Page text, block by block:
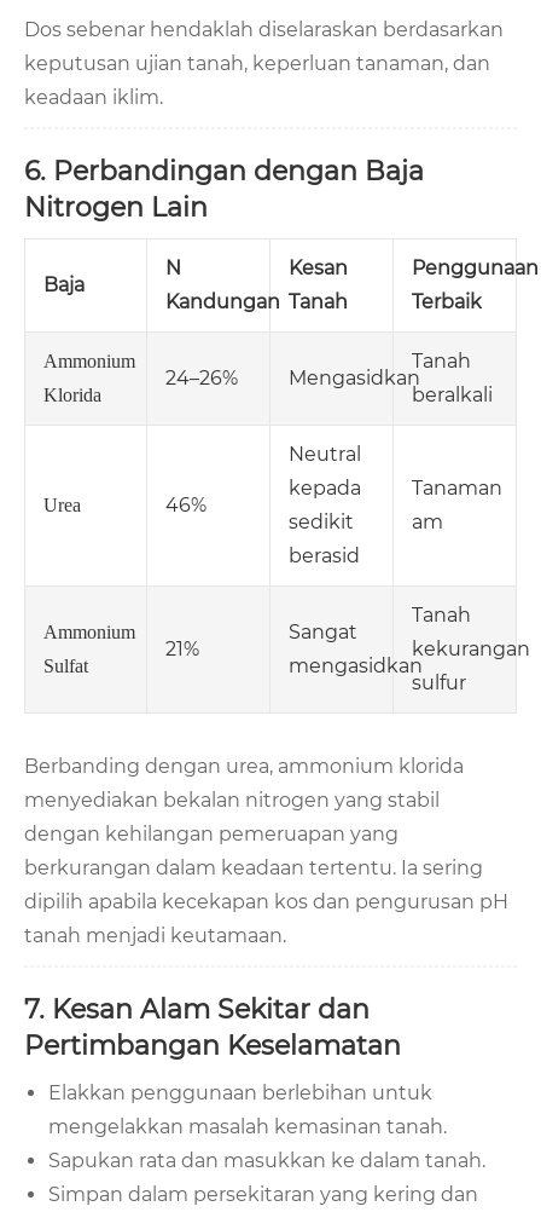
Dos sebenar hendaklah diselaraskan berdasarkan
keputusan ujian tanah, keperluan tanaman, dan
keadaan iklim.
6. Perbandingan dengan Baja
Nitrogen Lain
Baja
N
Kandungan
Kesan
Tanah
Penggunaan
Terbaik
Ammonium
Klorida
24–26% Mengasidkan
Tanah
beralkali
Urea 46%
Neutral
kepada
sedikit
berasid
Tanaman
am
Ammonium
Sulfat
21%
Sangat
mengasidkan
Tanah
kekurangan
sulfur
Berbanding dengan urea, ammonium klorida
menyediakan bekalan nitrogen yang stabil
dengan kehilangan pemeruapan yang
berkurangan dalam keadaan tertentu. Ia sering
dipilih apabila kecekapan kos dan pengurusan pH
tanah menjadi keutamaan.
7. Kesan Alam Sekitar dan
Pertimbangan Keselamatan
Elakkan penggunaan berlebihan untuk
mengelakkan masalah kemasinan tanah.
Sapukan rata dan masukkan ke dalam tanah.
Simpan dalam persekitaran yang kering dan